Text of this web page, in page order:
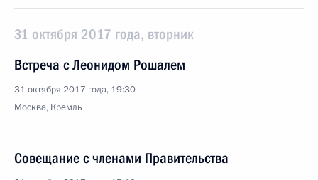
31 октября 2017 года, вторник
Встреча с Леонидом Рошалем
31 октября 2017 года, 19:30
Москва, Кремль
Совещание с членами Правительства